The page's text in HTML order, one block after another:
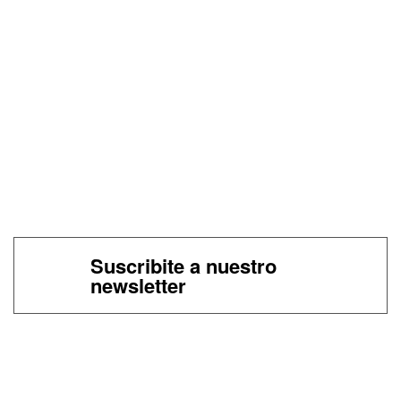
Suscribite a nuestro
newsletter